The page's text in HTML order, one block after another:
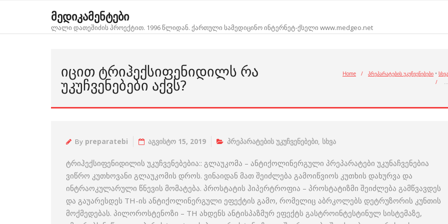
მედიკამენტები
ლალი დათეშიძის პროექტით. 1996 წლიდან. ქართული სამედიცინო ინტერნეტ-ქსელი www.medgeo.net
ᲘᲪᲘᲗ ᲢᲠᲘᲰᲔᲥᲡᲘᲤᲔᲜᲘᲓᲘᲚᲡ ᲠᲐ
ᲣᲙᲣᲩᲕᲔᲜᲔᲑᲔᲑᲘ ᲐᲥᲕᲡ?
Home / პრეპარატების უკუჩვენებები • სხვა
/
…
By preparatebi აგვისტო 15, 2019 პრეპარატების უკუჩვენებები, სხვა
ტრიჰექსიფენიდილის უკუჩვენებებია:: გლაუკომა – ანტიქოლინერგული პრეპარატები უკუნაჩვენებია
ვიწრო კუთხოვანი გლაუკომის დროს. ვინაიდან მათ შეიძლება გამოიწვიოს კუთხის დახურვა და
ინტრაოკულარული წნევის მომატება. პროსტატის ჰიპერტროფია – პროსტატიზმი შეიძლება გამწვავდეს
და გაუარესდეს TH-ის ანტიქოლინერგული ეფექტის გამო, რომელიც აბრკოლებს დეტრუზორის კუნთის
მოქმედებას. პილოროსტენოზი – TH ახდენს ანტისპაზმურ ეფექტს გასტროინტესტინულ სისტემაზე,